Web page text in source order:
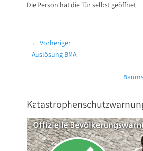
Die Person hat die Tür selbst geöffnet.
Beitragsnavigation
← Vorheriger
Vorheriger
Auslösung BMA